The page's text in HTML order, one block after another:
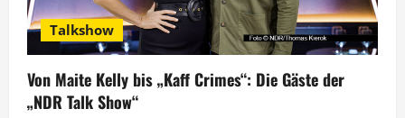
Talkshow
Von Maite Kelly bis „Kaff Crimes“: Die Gäste der
„NDR Talk Show“